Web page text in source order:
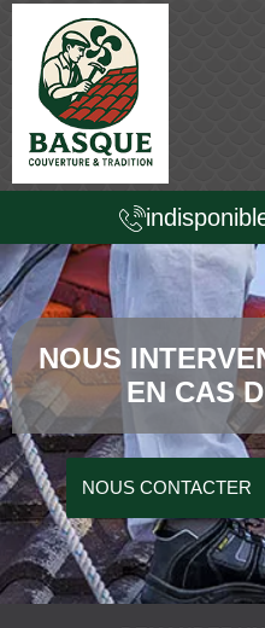
NOUS
EN CAS
NOUS CONTACTER